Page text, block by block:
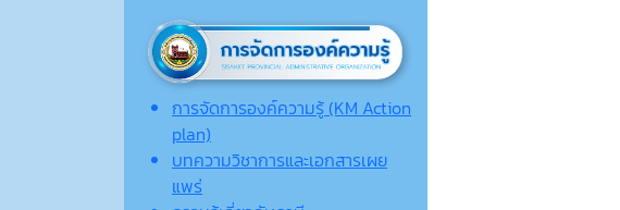
การจัดการองค์ความรู้ (KM Action
plan)
บทความวิชาการและเอกสารเผย
แพร่